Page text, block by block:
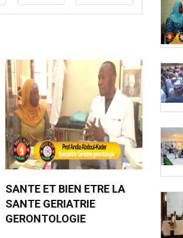
SANTE ET BIEN ETRE LA
SANTE GERIATRIE
GERONTOLOGIE